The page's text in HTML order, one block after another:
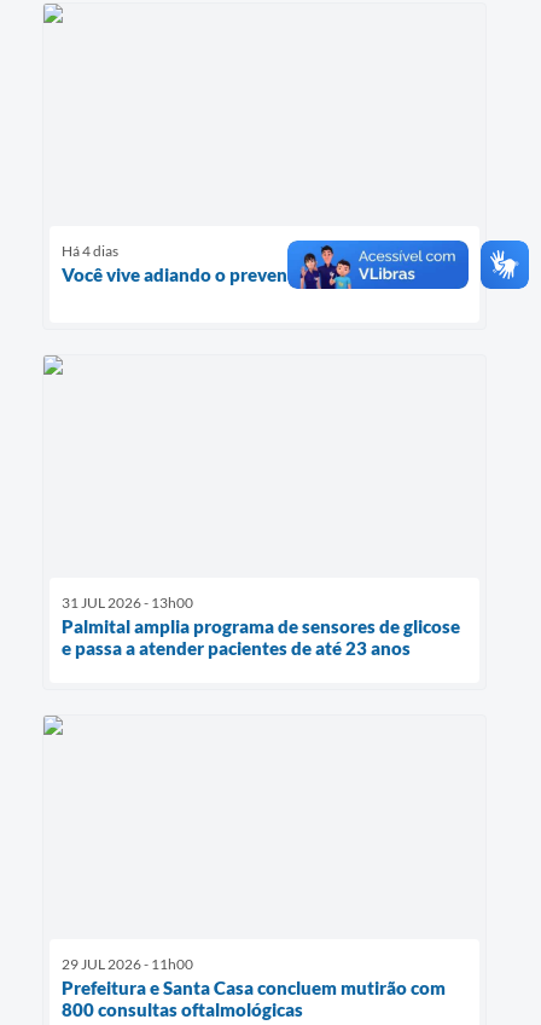
Há 4 dias
Você vive adiando o preventivo?
31 JUL 2026 - 13h00
Palmital amplia programa de sensores de glicose
e passa a atender pacientes de até 23 anos
29 JUL 2026 - 11h00
Prefeitura e Santa Casa concluem mutirão com
800 consultas oftalmológicas